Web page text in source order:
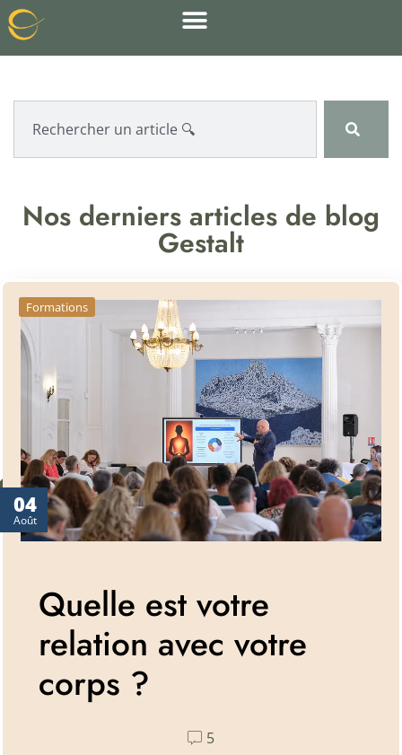
Nos derniers articles de blog
Gestalt
04
Août
Formations
Quelle est votre
relation avec votre
corps ?
5